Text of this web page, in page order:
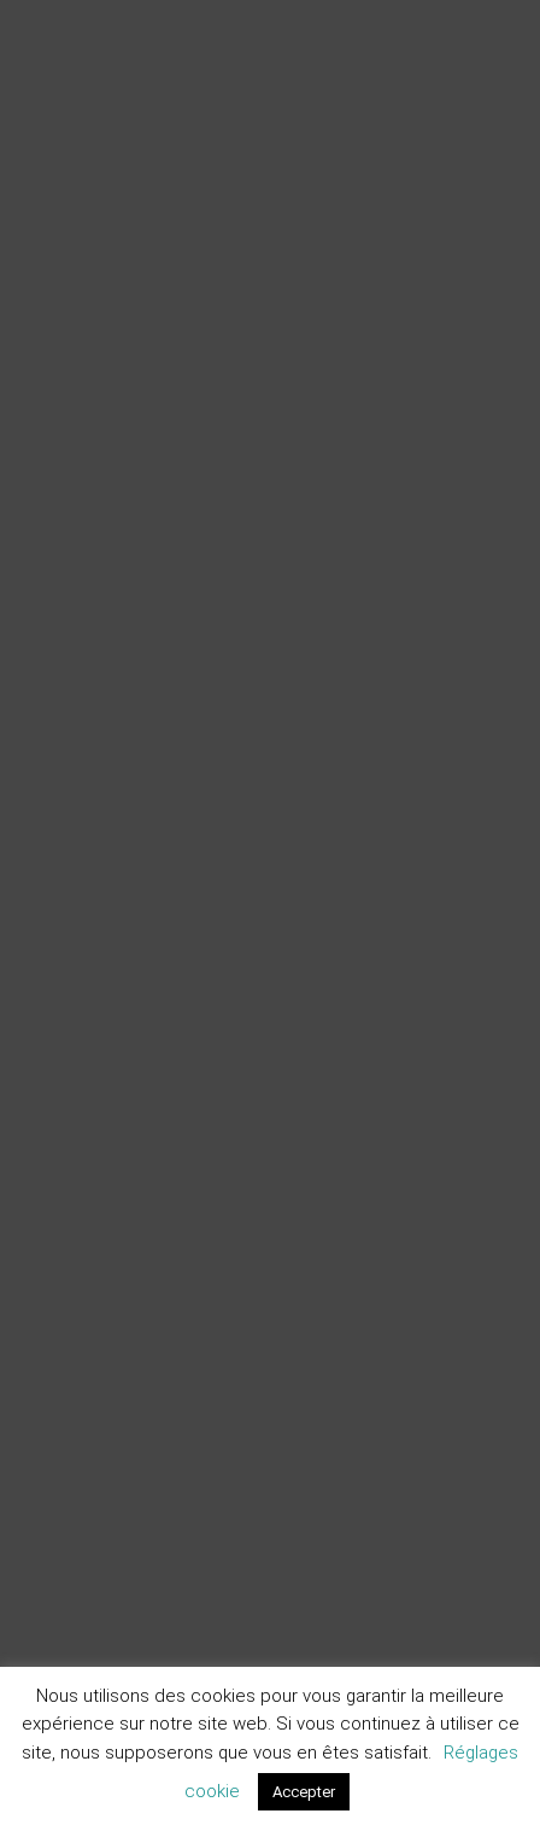
Nous utilisons des cookies pour vous garantir la meilleure
expérience sur notre site web. Si vous continuez à utiliser ce
site, nous supposerons que vous en êtes satisfait.
Réglages
cookie
Accepter
Contact